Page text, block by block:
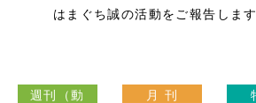
はまぐち誠の活動をご報告します
週刊（動
月 刊